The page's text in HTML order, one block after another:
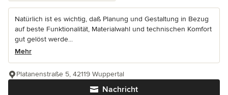
Natürlich ist es wichtig, daß Planung und Gestaltung in Bezug
auf beste Funktionalität, Materialwahl und technischen Komfort
gut gelöst werde...
Mehr
Nachricht
Platanenstraße 5, 42119 Wuppertal